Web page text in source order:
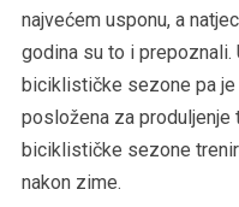
najvećem usponu, a
godina su to i
biciklističke sezone pa
posložena za
biciklističke sezone
nakon zime.